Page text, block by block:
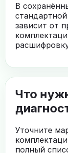
В
стандартной
зависит от
Что
Уточните
полный